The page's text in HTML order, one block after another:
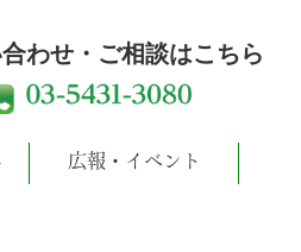
わせ・ご相談はこちら
広報・イベント